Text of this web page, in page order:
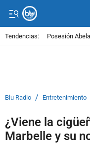
Tendencias: Posesión
Blu Radio / Entretenimiento
¿Viene la
Marbelle y su